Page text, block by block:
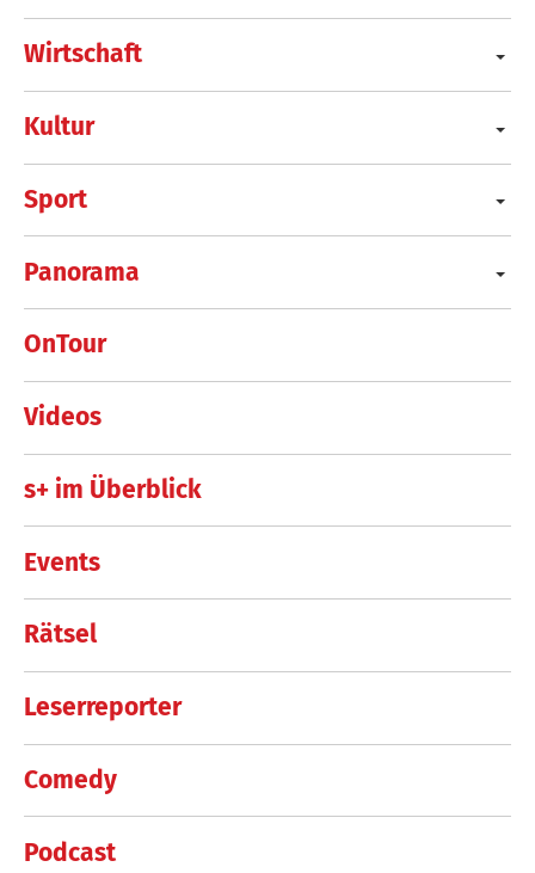
Wirtschaft
Kultur
Sport
Panorama
OnTour
Videos
s+ im Überblick
Events
Rätsel
Leserreporter
Comedy
Podcast